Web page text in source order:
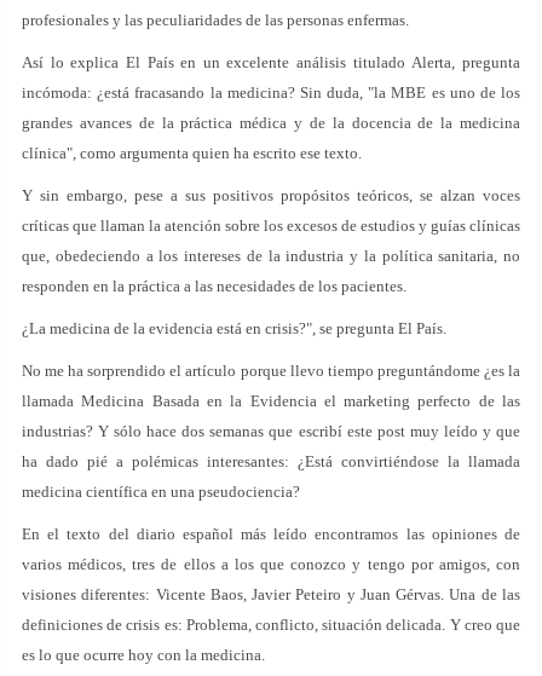
profesionales y las peculiaridades de las personas enfermas.
Así lo explica El País en un excelente análisis titulado Alerta, pregunta
incómoda: ¿está fracasando la medicina? Sin duda, "la MBE es uno de los
grandes avances de la práctica médica y de la docencia de la medicina
clínica", como argumenta quien ha escrito ese texto.
Y sin embargo, pese a sus positivos propósitos teóricos, se alzan voces
críticas que llaman la atención sobre los excesos de estudios y guías clínicas
que, obedeciendo a los intereses de la industria y la política sanitaria, no
responden en la práctica a las necesidades de los pacientes.
¿La medicina de la evidencia está en crisis?", se pregunta El País.
No me ha sorprendido el artículo porque llevo tiempo preguntándome ¿es la
llamada Medicina Basada en la Evidencia el marketing perfecto de las
industrias? Y sólo hace dos semanas que escribí este post muy leído y que
ha dado pié a polémicas interesantes: ¿Está convirtiéndose la llamada
medicina científica en una pseudociencia?
En el texto del diario español más leído encontramos las opiniones de
varios médicos, tres de ellos a los que conozco y tengo por amigos, con
visiones diferentes: Vicente Baos, Javier Peteiro y Juan Gérvas. Una de las
definiciones de crisis es: Problema, conflicto, situación delicada. Y creo que
es lo que ocurre hoy con la medicina.